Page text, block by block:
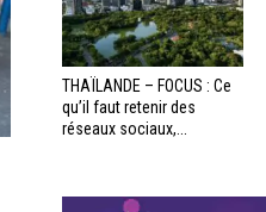
THAÏLANDE – FOCUS : Ce
qu’il faut retenir des
réseaux sociaux,...